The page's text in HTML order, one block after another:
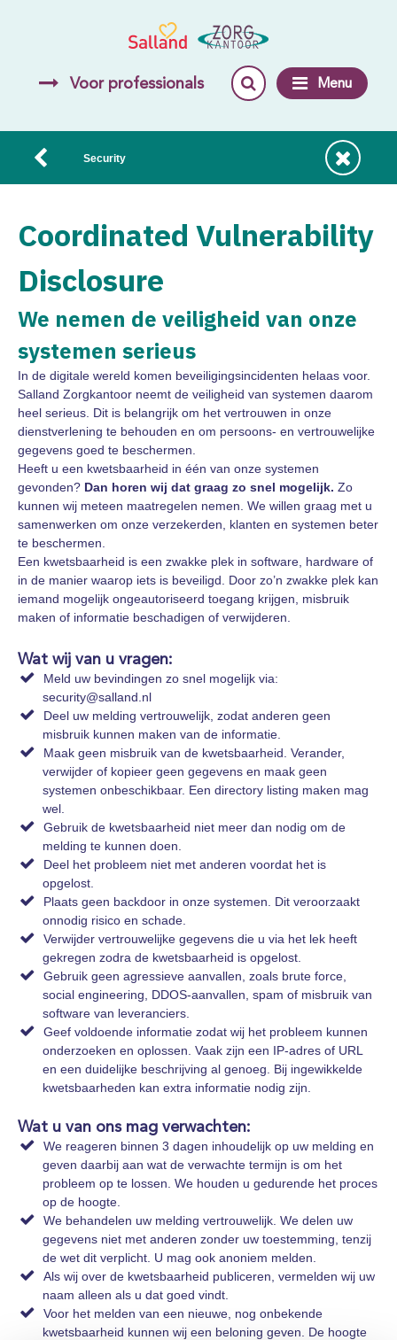
Voor professionals Menu
Security
Coordinated Vulnerability
Disclosure
We nemen de veiligheid van onze
systemen serieus
In de digitale wereld komen beveiligingsincidenten helaas voor.
Salland Zorgkantoor neemt de veiligheid van systemen daarom
heel serieus. Dit is belangrijk om het vertrouwen in onze
dienstverlening te behouden en om persoons- en vertrouwelijke
gegevens goed te beschermen.
Heeft u een kwetsbaarheid in één van onze systemen
gevonden? Dan horen wij dat graag zo snel mogelijk. Zo
kunnen wij meteen maatregelen nemen. We willen graag met u
samenwerken om onze verzekerden, klanten en systemen beter
te beschermen.
Een kwetsbaarheid is een zwakke plek in software, hardware of
in de manier waarop iets is beveiligd. Door zo’n zwakke plek kan
iemand mogelijk ongeautoriseerd toegang krijgen, misbruik
maken of informatie beschadigen of verwijderen.
Wat wij van u vragen:
Meld uw bevindingen zo snel mogelijk via:
security@salland.nl
Deel uw melding vertrouwelijk, zodat anderen geen
misbruik kunnen maken van de informatie.
Maak geen misbruik van de kwetsbaarheid. Verander,
verwijder of kopieer geen gegevens en maak geen
systemen onbeschikbaar. Een directory listing maken mag
wel.
Gebruik de kwetsbaarheid niet meer dan nodig om de
melding te kunnen doen.
Deel het probleem niet met anderen voordat het is
opgelost.
Plaats geen backdoor in onze systemen. Dit veroorzaakt
onnodig risico en schade.
Verwijder vertrouwelijke gegevens die u via het lek heeft
gekregen zodra de kwetsbaarheid is opgelost.
Gebruik geen agressieve aanvallen, zoals brute force,
social engineering, DDOS‑aanvallen, spam of misbruik van
software van leveranciers.
Geef voldoende informatie zodat wij het probleem kunnen
onderzoeken en oplossen. Vaak zijn een IP‑adres of URL
en een duidelijke beschrijving al genoeg. Bij ingewikkelde
kwetsbaarheden kan extra informatie nodig zijn.
Wat u van ons mag verwachten:
We reageren binnen 3 dagen inhoudelijk op uw melding en
geven daarbij aan wat de verwachte termijn is om het
probleem op te lossen. We houden u gedurende het proces
op de hoogte.
We behandelen uw melding vertrouwelijk. We delen uw
gegevens niet met anderen zonder uw toestemming, tenzij
de wet dit verplicht. U mag ook anoniem melden.
Als wij over de kwetsbaarheid publiceren, vermelden wij uw
naam alleen als u dat goed vindt.
Voor het melden van een nieuwe, nog onbekende
kwetsbaarheid kunnen wij een beloning geven. De hoogte